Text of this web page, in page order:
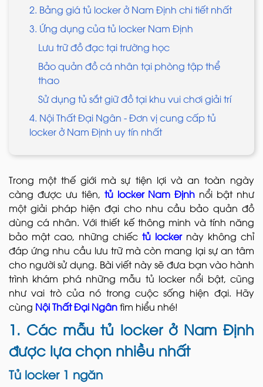
2. Bảng giá tủ locker ở Nam Định chi tiết nhất
3. Ứng dụng của tủ locker Nam Định
Lưu trữ đồ đạc tại trường học
Bảo quản đồ cá nhân tại phòng tập thể
thao
Sử dụng tủ sắt giữ đồ tại khu vui chơi giải trí
4. Nội Thất Đại Ngân - Đơn vị cung cấp tủ
locker ở Nam Định uy tín nhất
Trong một thế giới mà sự tiện lợi và an toàn ngày
càng được ưu tiên, tủ locker Nam Định nổi bật như
một giải pháp hiện đại cho nhu cầu bảo quản đồ
dùng cá nhân. Với thiết kế thông minh và tính năng
bảo mật cao, những chiếc tủ lockernày không chỉ
đáp ứng nhu cầu lưu trữ mà còn mang lại sự an tâm
cho người sử dụng. Bài viết này sẽ đưa bạn vào hành
trình khám phá những mẫu tủ locker nổi bật, cũng
như vai trò của nó trong cuộc sống hiện đại. Hãy
cùng Nội Thất Đại Ngântìm hiểu nhé!
1. Các mẫu tủ locker ở Nam Định
được lựa chọn nhiều nhất
Tủ locker 1 ngăn